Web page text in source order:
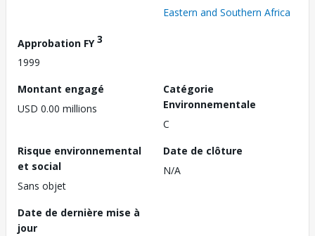
Eastern and Southern Africa
Approbation FY3
1999
Montant engagé
USD 0.00 millions
Catégorie
Environnementale
C
Risque environnemental
et social
Sans objet
Date de clôture
N/A
Date de dernière mise à
jour